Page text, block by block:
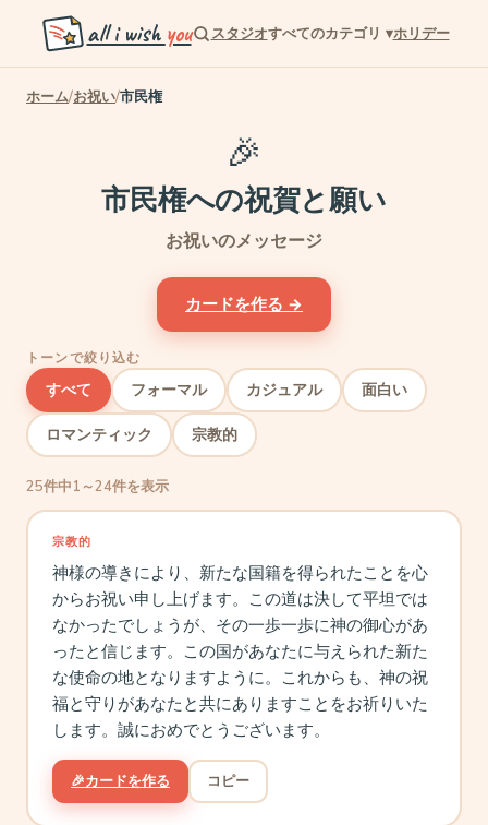
all i wish you スタジオすべてのカテゴリ ▾ホリデー
ホーム/お祝い/市民権
🎉
市民権への祝賀と願い
お祝いのメッセージ
カードを作る →
トーンで絞り込む
すべて フォーマル カジュアル 面白い
ロマンティック 宗教的
25件中1～24件を表示
宗教的
神様の導きにより、新たな国籍を得られたことを心
からお祝い申し上げます。この道は決して平坦では
なかったでしょうが、その一歩一歩に神の御心があ
ったと信じます。この国があなたに与えられた新た
な使命の地となりますように。これからも、神の祝
福と守りがあなたと共にありますことをお祈りいた
します。誠におめでとうございます。
🎉カードを作る コピー